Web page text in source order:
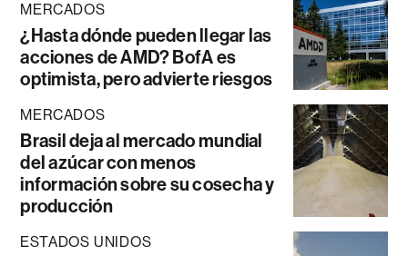
MERCADOS
¿Hasta dónde pueden llegar las
acciones de AMD? BofA es
optimista, pero advierte riesgos
MERCADOS
Brasil deja al mercado mundial
del azúcar con menos
información sobre su cosecha y
producción
ESTADOS UNIDOS